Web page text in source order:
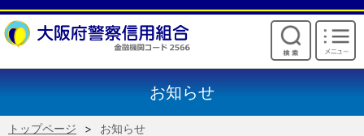
けいしんからのお願い
お知らせ
トップページ お知らせ